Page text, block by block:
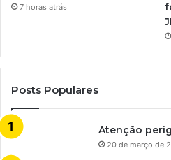
7 horas atrás
Posts Populares
Atenção
20 de março de